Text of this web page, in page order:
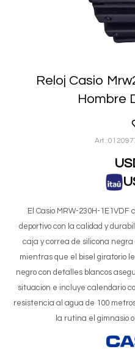
Reloj Casio
Hombre
El Casio MRW-230H-
deportivo con la calidad y
caja y correa de silicona
mientras que el bisel giratorio
negro con detalles blancos
situacion e incluye calendario
resistencia al agua de 100
la rutina el gimnasio